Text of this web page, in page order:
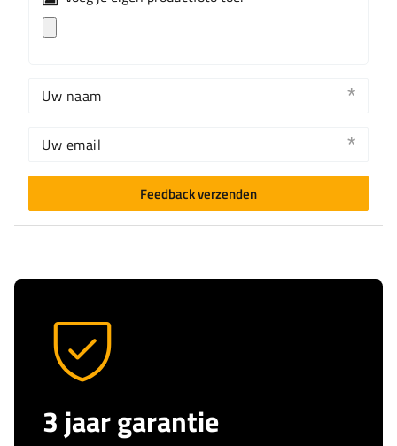
Uw naam
Uw email
Feedback verzenden
3 jaar garantie